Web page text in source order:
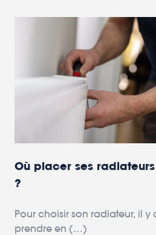
Où placer ses
?
Pour choisir son radiateur, il y
prendre en (…)